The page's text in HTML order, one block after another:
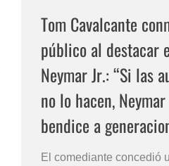
Tom Cavalcante
público al destacar
Neymar Jr.: “Si las
no lo hacen,
bendice a
El comediante concedió